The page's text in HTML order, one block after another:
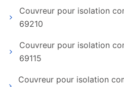
Couvreur pour isolation
69210
Couvreur pour isolation
69115
Couvreur pour isolation